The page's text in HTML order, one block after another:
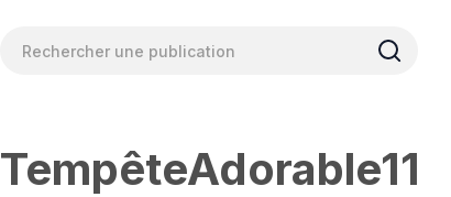
TempêteAdorable11